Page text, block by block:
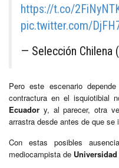
https://t.co/
pic.twitter.com/
— Selección Chilena
Pero este escenario
contractura en el isquiotibial
Ecuador y, al parecer, otra
arrastra desde antes de que se
Con estas posibles
mediocampista de